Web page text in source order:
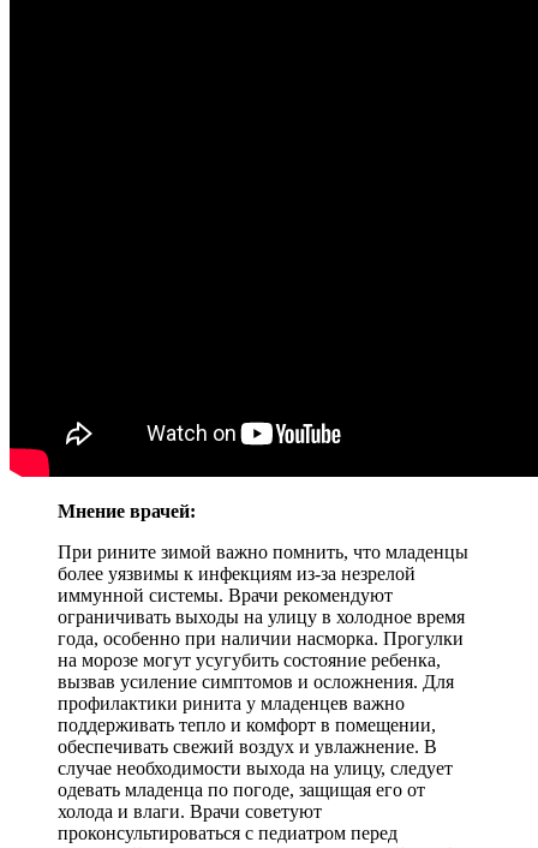
Мнение врачей:
При рините зимой важно помнить, что младенцы
более уязвимы к инфекциям из-за незрелой
иммунной системы. Врачи рекомендуют
ограничивать выходы на улицу в холодное время
года, особенно при наличии насморка. Прогулки
на морозе могут усугубить состояние ребенка,
вызвав усиление симптомов и осложнения. Для
профилактики ринита у младенцев важно
поддерживать тепло и комфорт в помещении,
обеспечивать свежий воздух и увлажнение. В
случае необходимости выхода на улицу, следует
одевать младенца по погоде, защищая его от
холода и влаги. Врачи советуют
проконсультироваться с педиатром перед